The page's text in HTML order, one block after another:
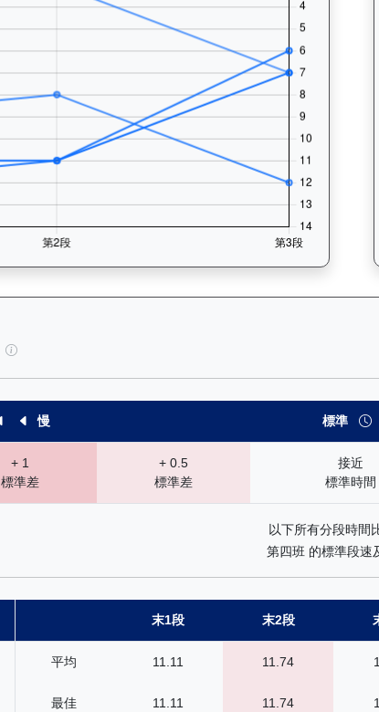
閃電奇駿（L362）— 速勢末腳加速能力分
慢 標準
+ 1
標準差
+ 0.5
標準差
接近
標準時間
以下所有分段時間
第四班 的標準段速
末1段 末2段
平均 11.11 11.74
最佳 11.11 11.74